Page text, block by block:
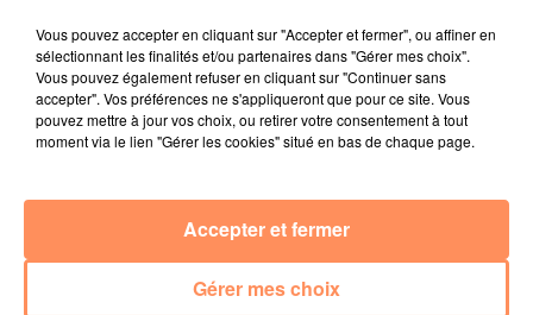
Vierge
Vous pouvez accepter en cliquant sur "Accepter et fermer", ou affiner en
sélectionnant les finalités et/ou partenaires dans "Gérer mes choix".
Vous pouvez également refuser en cliquant sur "Continuer sans
accepter". Vos préférences ne s'appliqueront que pour ce site. Vous
pouvez mettre à jour vos choix, ou retirer votre consentement à tout
moment via le lien "Gérer les cookies" situé en bas de chaque page.
Gérer mes choix
Accepter et fermer